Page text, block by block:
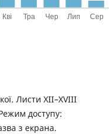
Листи XII–XVIII
доступу:
з екрана.